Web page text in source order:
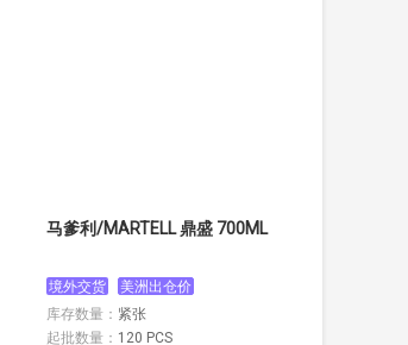
马爹利/MARTELL 鼎盛 700ML
境外交货
美洲出仓价
库存数量： 紧张
起批数量： 120 PCS